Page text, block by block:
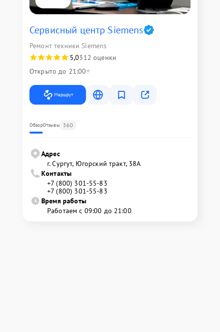
Сервисный центр Siemens
Ремонт техники Siemens
5,0312 оценки
Открыто до 21:00
Маршрут
ОбзорОтзывы 360
Адрес
г. Сургут, Югорский тракт, 38А
Контакты
+7 (800) 301-55-83
+7 (800) 301-55-83
Время работы
Работаем с 09:00 до 21:00